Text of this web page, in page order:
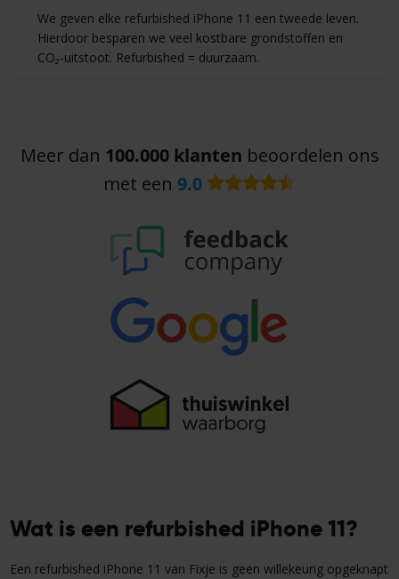
We geven elke refurbished iPhone 11 een tweede leven.
Hierdoor besparen we veel kostbare grondstoffen en
CO₂-uitstoot. Refurbished = duurzaam.
Meer dan 100.000 klanten beoordelen ons
met een 9.0
Wat is een refurbished iPhone 11?
Een refurbished iPhone 11 van Fixje is geen willekeurig opgeknapt